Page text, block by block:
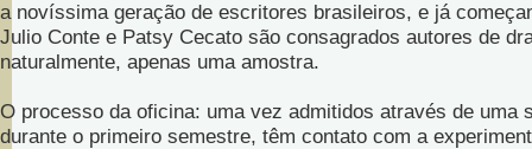
a novíssima geração de escritores brasileiros, e já
Julio Conte e Patsy Cecato são consagrados autores de
naturalmente, apenas uma amostra.
O processo da oficina: uma vez admitidos através de uma
durante o primeiro semestre, têm contato com a